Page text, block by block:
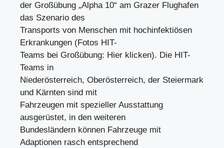
der Großübung „Alpha 10“ am Grazer Flughafen
das Szenario des
Transports von Menschen mit hochinfektiösen
Erkrankungen (Fotos HIT-
Teams bei Großübung: Hier klicken). Die HIT-
Teams in
Niederösterreich, Oberösterreich, der Steiermark
und Kärnten sind mit
Fahrzeugen mit spezieller Ausstattung
ausgerüstet, in den weiteren
Bundesländern können Fahrzeuge mit
Adaptionen rasch entsprechend